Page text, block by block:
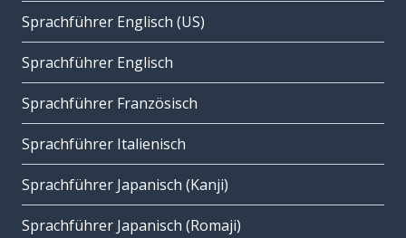
Sprachführer Englisch (US)
Sprachführer Englisch
Sprachführer Französisch
Sprachführer Italienisch
Sprachführer Japanisch (Kanji)
Sprachführer Japanisch (Romaji)